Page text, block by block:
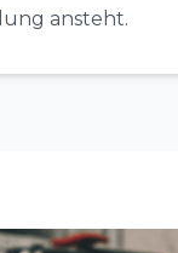
ansteht.